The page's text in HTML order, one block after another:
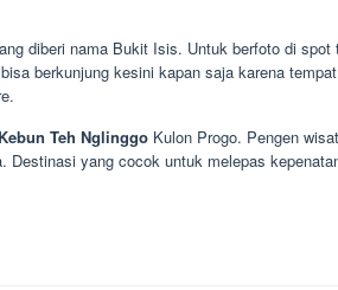
diberi nama Bukit Isis. Untuk berfoto di spot
berkunjung kesini kapan saja karena
Teh Nglinggo Kulon Progo. Pengen
yang cocok untuk melepas